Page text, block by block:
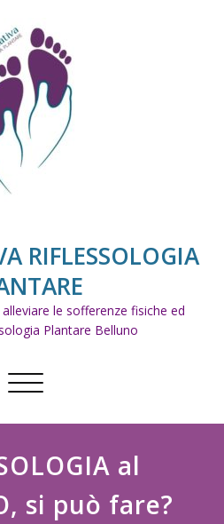
RIFLESSOLOGIA
le sofferenze fisiche ed
Plantare Belluno
Commuta
al
si può fare?